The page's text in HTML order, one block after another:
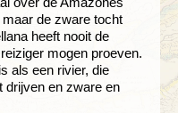
de zware tocht
heeft nooit de
mogen proeven.
als een rivier, die
drijven en zware en